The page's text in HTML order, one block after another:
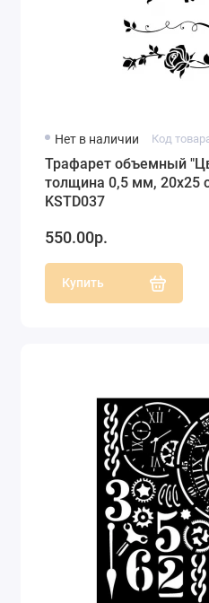
Нет в наличии Код
Трафарет объемный
толщина 0,5 мм, 20х25
KSTD037
550.00р.
Купить